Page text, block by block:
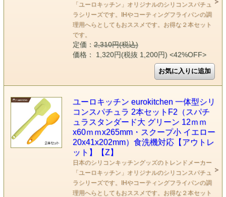
「ユーロキッチン」オリジナルのシリコンスパチュ
ラシリーズです。IHやコーティングフライパンの調
理用へらとしてもおススメです。お得な２本セット
です。
定価：2,310円(税込)
価格： 1,320円(税抜 1,200円) <42%OFF>
ユーロキッチン eurokitchen 一体型シリ
コンスパチュラ 2本セットF2（スパチ
ュラスタンダード大 グリーン 12ｍｍ
x60ｍｍx265mm・スクープ小 イエロー
20x41x202mm）食洗機対応【アウトレ
ット】【Z】
日本のシリコンキッチングッズのトレンドメーカー
「ユーロキッチン」オリジナルのシリコンスパチュ
ラシリーズです。IHやコーティングフライパンの調
理用へらとしてもおススメです。お得な２本セット